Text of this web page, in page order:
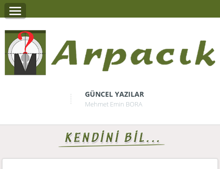
GÜNCEL YAZILAR
Mehmet Emin BORA